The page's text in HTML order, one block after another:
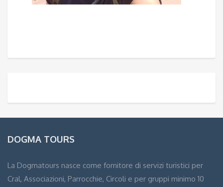
DOGMA TOURS
La Dogmatours nasce come fornitore di servizi turistici per
Cral, Associazioni, Parrocchie, Circoli e per gruppi minimo 10